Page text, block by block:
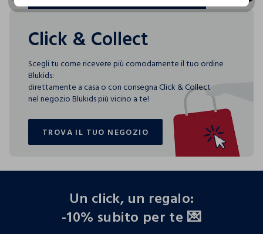
SCEGLI LA CARD PERFETTA PER TE
Click & Collect
Scegli tu come ricevere più comodamente il tuo ordine
Blukids:
direttamente a casa o con consegna Click & Collect
nel negozio Blukids più vicino a te!
TROVA IL TUO NEGOZIO
TROVA IL TUO NEGOZIO
Un click, un regalo:
-10% subito per te 💌